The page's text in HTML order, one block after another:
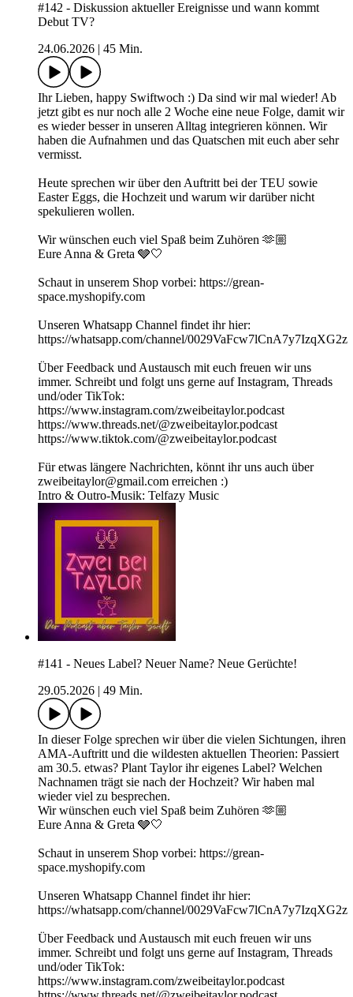
#142 - Diskussion aktueller Ereignisse und wann kommt
Debut TV?
24.06.2026
45 Min.
Ihr Lieben, happy Swiftwoch :) Da sind wir mal wieder! Ab
jetzt gibt es nur noch alle 2 Woche eine neue Folge, damit wir
es wieder besser in unseren Alltag integrieren können. Wir
haben die Aufnahmen und das Quatschen mit euch aber sehr
vermisst.
Heute sprechen wir über den Auftritt bei der TEU sowie
Easter Eggs, die Hochzeit und warum wir darüber nicht
spekulieren wollen.
Wir wünschen euch viel Spaß beim Zuhören 🫶🏼
Eure Anna & Greta 🩶🤍
Schaut in unserem Shop vorbei: https://grean-
space.myshopify.com
Unseren Whatsapp Channel findet ihr hier:
⁠⁠⁠⁠⁠⁠⁠⁠⁠⁠⁠⁠⁠⁠⁠⁠⁠⁠⁠⁠⁠⁠https://whatsapp.com/channel/0029VaFcw7lCnA7y7IzqXG2z⁠⁠⁠⁠⁠⁠⁠⁠⁠⁠⁠⁠⁠⁠⁠⁠⁠⁠⁠⁠⁠⁠
Über Feedback und Austausch mit euch freuen wir uns
immer. Schreibt und folgt uns gerne auf Instagram, Threads
und/oder TikTok:
https://www.instagram.com/zweibeitaylor.podcast
https://www.threads.net/@zweibeitaylor.podcast
https://www.tiktok.com/@zweibeitaylor.podcast
Für etwas längere Nachrichten, könnt ihr uns auch über
zweibeitaylor@gmail.com erreichen :)
Intro & Outro-Musik: Telfazy Music
#141 - Neues Label? Neuer Name? Neue Gerüchte!
29.05.2026
49 Min.
In dieser Folge sprechen wir über die vielen Sichtungen, ihren
AMA-Auftritt und die wildesten aktuellen Theorien: Passiert
am 30.5. etwas? Plant Taylor ihr eigenes Label? Welchen
Nachnamen trägt sie nach der Hochzeit? Wir haben mal
wieder viel zu besprechen.
Wir wünschen euch viel Spaß beim Zuhören 🫶🏼
Eure Anna & Greta 🩶🤍
Schaut in unserem Shop vorbei: https://grean-
space.myshopify.com
Unseren Whatsapp Channel findet ihr hier:
⁠⁠⁠⁠⁠⁠⁠⁠⁠⁠⁠⁠⁠⁠⁠⁠⁠⁠⁠⁠⁠⁠https://whatsapp.com/channel/0029VaFcw7lCnA7y7IzqXG2z⁠⁠⁠⁠⁠⁠⁠⁠⁠⁠⁠⁠⁠⁠⁠⁠⁠⁠⁠⁠⁠⁠
Über Feedback und Austausch mit euch freuen wir uns
immer. Schreibt und folgt uns gerne auf Instagram, Threads
und/oder TikTok:
https://www.instagram.com/zweibeitaylor.podcast